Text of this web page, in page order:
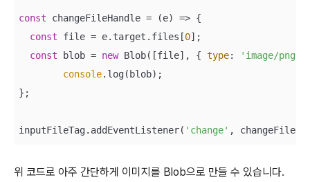
const changeFileHandle = (e) => {
const file = e.target.files[0];
const blob = new Blob([file], { type: 'image/png'
console.log(blob);
};
inputFileTag.addEventListener( 'change'
위 코드로 아주 간단하게 이미지를 Blob으로 만들 수 있습니다.